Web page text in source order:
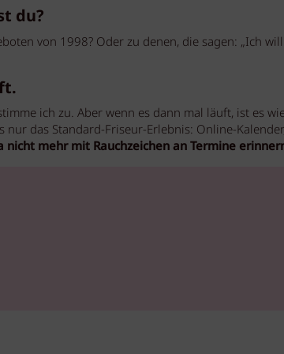
du?
von 1998? Oder zu denen, die sagen: „Ich
ich zu. Aber wenn es dann mal läuft, ist es
das Standard-Friseur-Erlebnis: Online-Kalender,
nicht mehr mit Rauchzeichen an Termine